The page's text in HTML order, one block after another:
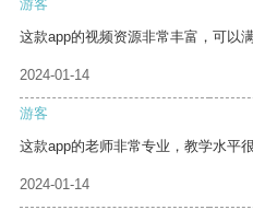
游客
这款app的视频资源非常丰富，可以
2024-01-14
游客
这款app的老师非常专业，教学水平
2024-01-14